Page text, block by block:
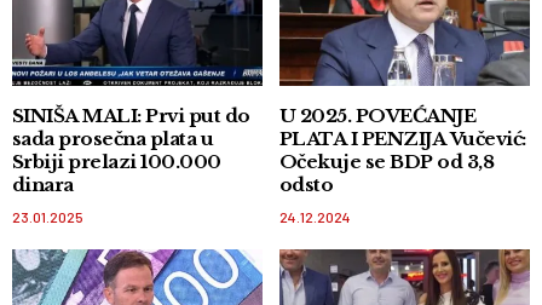
SINIŠA MALI: Prvi put do
sada prosečna plata u
Srbiji prelazi 100.000
dinara
23.01.2025
U 2025. POVEĆANJE
PLATA I PENZIJA Vučević:
Očekuje se BDP od 3,8
odsto
24.12.2024